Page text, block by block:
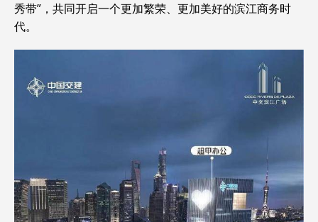
秀带”，共同开启一个更加繁荣、更加美好的滨江商务时
代。